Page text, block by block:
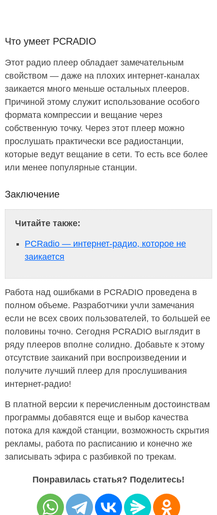
Что умеет PCRADIO
Этот радио плеер обладает замечательным
свойством — даже на плохих интернет-каналах
заикается много меньше остальных плееров.
Причиной этому служит использование особого
формата компрессии и вещание через
собственную точку. Через этот плеер можно
прослушать практически все радиостанции,
которые ведут вещание в сети. То есть все более
или менее популярные станции.
Заключение
Читайте также:
PCRadio — интернет-радио, которое не
заикается
Работа над ошибками в PCRADIO проведена в
полном объеме. Разработчики учли замечания
если не всех своих пользователей, то большей ее
половины точно. Сегодня PCRADIO выглядит в
ряду плееров вполне солидно. Добавьте к этому
отсутствие заиканий при воспроизведении и
получите лучший плеер для прослушивания
интернет-радио!
В платной версии к перечисленным достоинствам
программы добавятся еще и выбор качества
потока для каждой станции, возможность скрытия
рекламы, работа по расписанию и конечно же
записывать эфира с разбивкой по трекам.
Понравилась статья? Поделитесь!